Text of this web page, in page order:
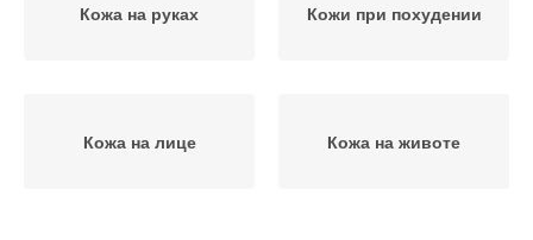
Кожа на руках Кожи при похудении
Кожа на лице Кожа на животе